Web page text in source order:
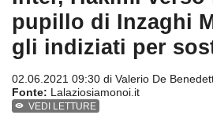
pupillo di Inzaghi
gli indiziati per
02.06.2021 09:30 di Valerio De
Fonte: Lalaziosiamonoi.it
VEDI LETTURE